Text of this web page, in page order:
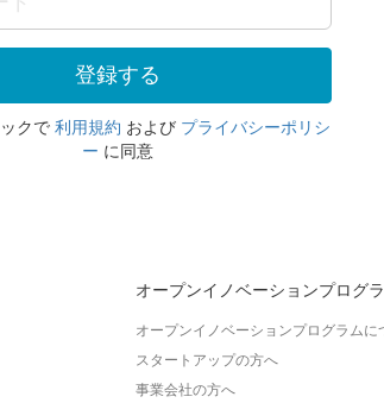
クで 利用規約 および プライバシーポリシ
ー に同意
オープンイノベーションプログ
オープンイノベーションプログラムに
スタートアップの方へ
事業会社の方へ